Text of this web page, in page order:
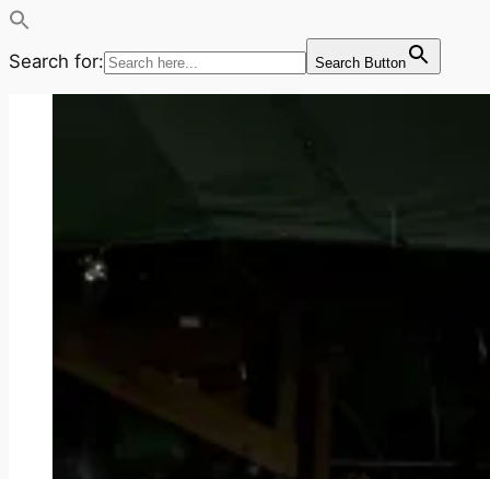
Search for: Search Button